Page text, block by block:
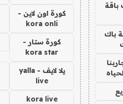
باقة
باك
كورة اون لاين -
kora onli
كورة ستار -
kora star
يلا لايف - yalla
live
kora live